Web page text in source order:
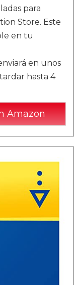
para
Store. Este
en tu
en unos
hasta 4
Amazon